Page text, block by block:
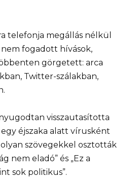
telefonja megállás nélkül
fogadott hívások,
görgetett: arca
Twitter-szálakban,
visszautasította
éjszaka alatt vírusként
szövegekkel osztották
nem eladó” és „Ez a
sok politikus”.